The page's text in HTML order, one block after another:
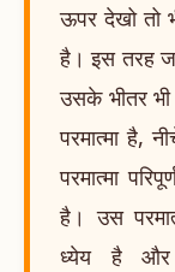
ऊपर देखो तो
है। इस तरह
उसके भीतर भी
परमात्मा है,
परमात्मा
है। उस
ध्येय है और